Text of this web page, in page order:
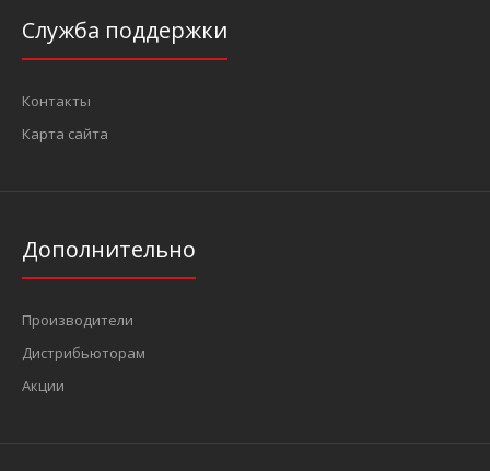
Служба поддержки
Контакты
Карта сайта
Дополнительно
Производители
Дистрибьюторам
Акции